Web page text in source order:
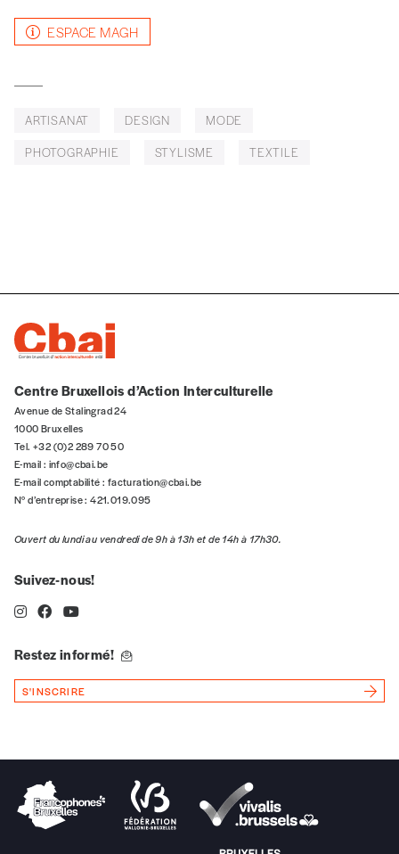
TVA
Téléphone
Code postal
Pays
politique de protection des données
personnelles (RGPD)
ESPACE MAGH
ARTISANAT DESIGN
MODE
PHOTOGRAPHIE
STYLISME TEXTILE
Centre Bruxellois d’Action Interculturelle
Avenue de Stalingrad 24
1000 Bruxelles
Tel. +32 (0)2 289 70 50
E-mail : info@cbai.be
E-mail comptabilité : facturation@cbai.be
N° d’entreprise : 421.019.095
Ouvert du lundi au vendredi de 9h à 13h et de 14h à 17h30.
Suivez-nous!
Restez informé!
S'INSCRIRE